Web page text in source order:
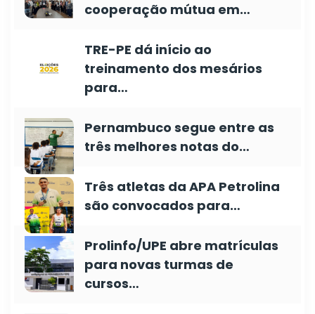
cooperação mútua em…
TRE-PE dá início ao
treinamento dos mesários
para…
Pernambuco segue entre as
três melhores notas do…
Três atletas da APA Petrolina
são convocados para…
Prolinfo/UPE abre matrículas
para novas turmas de
cursos…